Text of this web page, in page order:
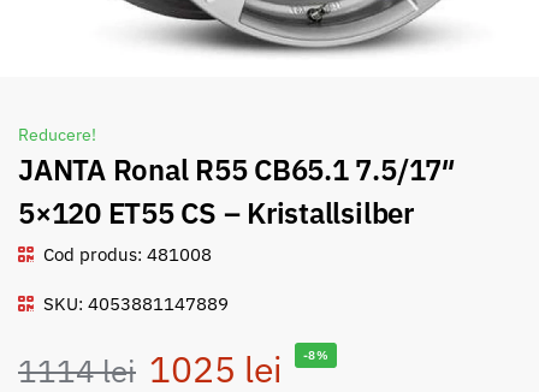
Reducere!
JANTA Ronal R55 CB65.1 7.5/17″
5×120 ET55 CS – Kristallsilber
Cod produs: 481008
SKU: 4053881147889
1114lei 1025 lei -8%